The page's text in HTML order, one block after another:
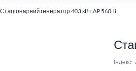
Стаціонарний генератор 403 кВт AP 560 В
Індекс: